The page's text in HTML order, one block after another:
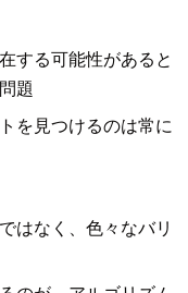
する可能性があると
題
を見つけるのは常に
はなく、色々なバリ